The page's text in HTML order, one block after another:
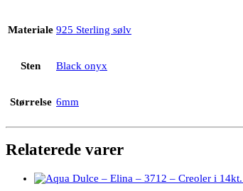
Materiale 925 Sterling sølv
Sten Black onyx
Størrelse 6mm
Relaterede varer